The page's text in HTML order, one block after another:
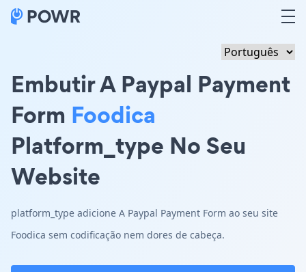
Embutir A Paypal Payment
Form Foodica
Platform_type No Seu
Website
platform_type adicione A Paypal Payment Form ao seu site
Foodica sem codificação nem dores de cabeça.